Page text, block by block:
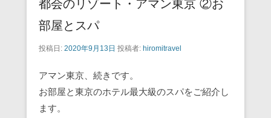
都会のリゾート・アマン東京 ②お
部屋とスパ
投稿日: 2020年9月13日 投稿者: hiromitravel
アマン東京、続きです。
お部屋と東京のホテル最大級のスパをご紹介し
ます。